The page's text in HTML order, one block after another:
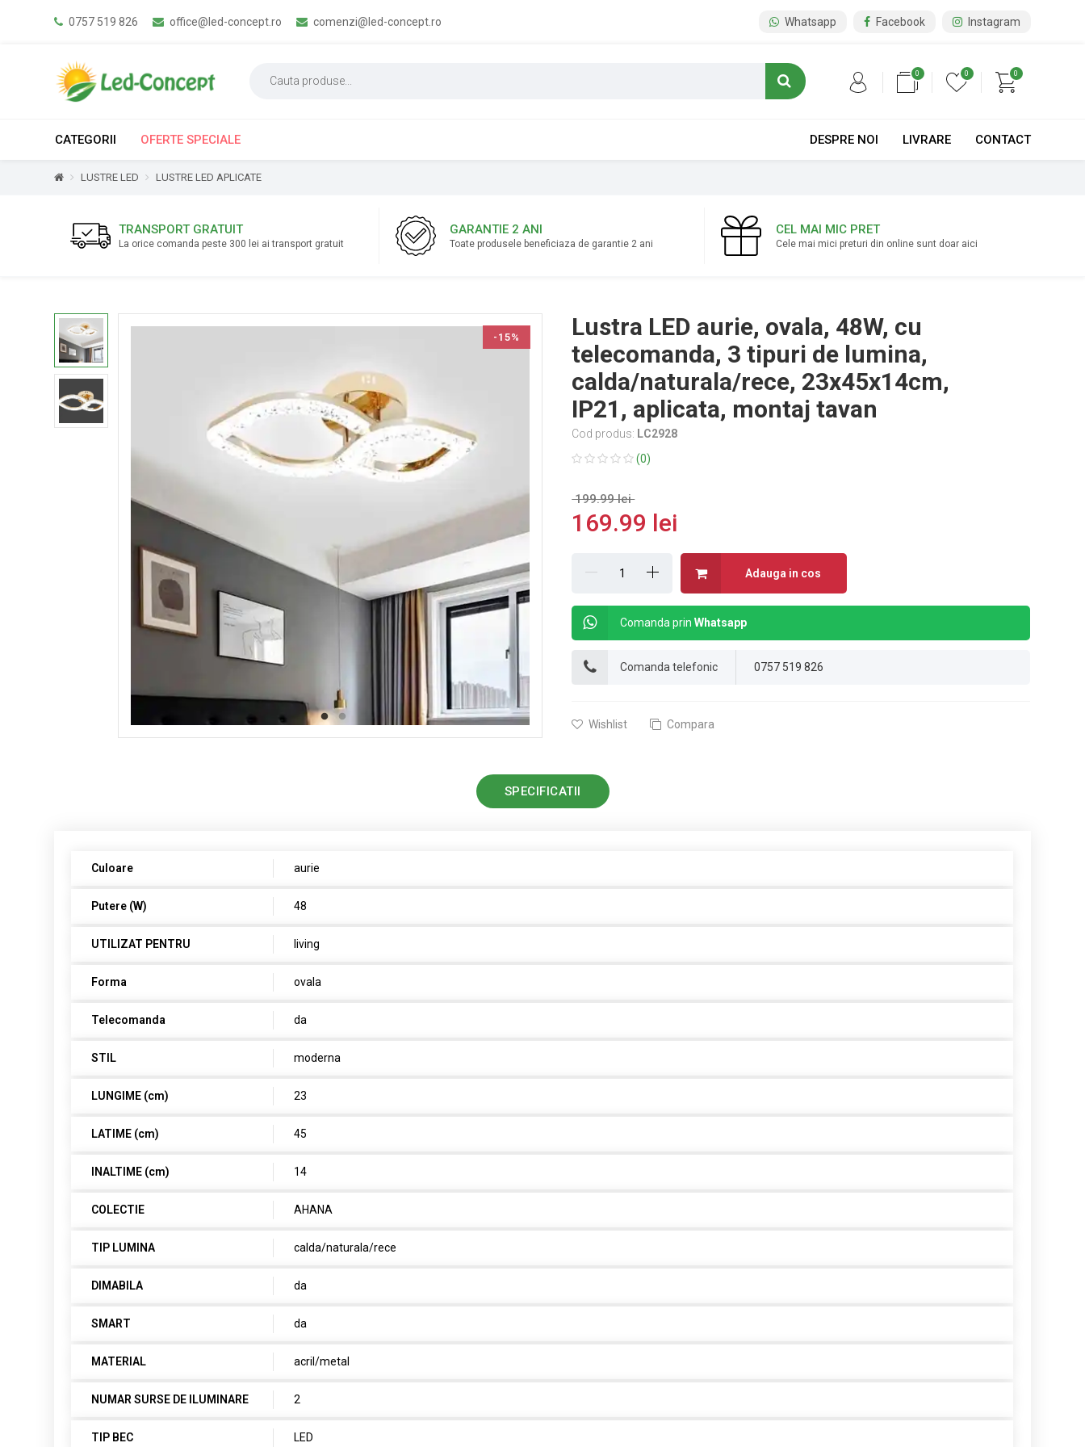
0757 519 826 office@led-concept.ro comenzi@led-concept.ro Whatsapp Facebook Instagram
0
0
0
CATEGORII OFERTE SPECIALE CONTACT
LIVRARE
DESPRE NOI
LUSTRE LED LUSTRE LED APLICATE
TRANSPORT GRATUIT
La orice comanda peste 300 lei ai transport gratuit
GARANTIE 2 ANI
Toate produsele beneficiaza de garantie 2 ani
CEL MAI MIC PRET
Cele mai mici preturi din online sunt doar aici
-15%
Lustra LED aurie, ovala, 48W, cu
telecomanda, 3 tipuri de lumina,
calda/naturala/rece, 23x45x14cm,
IP21, aplicata, montaj tavan
Cod produs: LC2928
(0)
199.99 lei
169.99 lei
Adauga in cos
Comanda prinWhatsapp
Comanda telefonic 0757 519 826
Wishlist Compara
SPECIFICATII
Culoare aurie
Putere (W) 48
UTILIZAT PENTRU living
Forma ovala
Telecomanda da
STIL moderna
LUNGIME (cm) 23
LATIME (cm) 45
INALTIME (cm) 14
COLECTIE AHANA
TIP LUMINA calda/naturala/rece
DIMABILA da
SMART da
MATERIAL acril/metal
NUMAR SURSE DE ILUMINARE 2
TIP BEC LED